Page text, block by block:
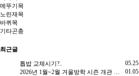
메뚜기목
노린재목
바퀴목
기타곤충
최근글
05.25
톱밥 교체시기?..
01.05
2026년 1월~2월 겨울방학 시즌 개관 안내